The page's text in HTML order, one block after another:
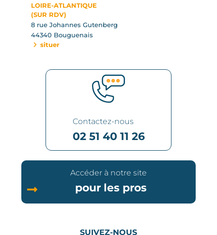
LOIRE-ATLANTIQUE
(SUR RDV)
8 rue Johannes Gutenberg
44340 Bouguenais
situer
Contactez-nous
02 51 40 11 26
Accéder à notre site
pour les pros
SUIVEZ-NOUS